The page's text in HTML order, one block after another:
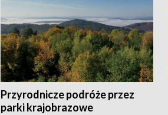
Przyrodnicze podróże przez
parki krajobrazowe